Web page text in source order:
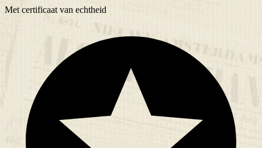
Met certificaat van echtheid